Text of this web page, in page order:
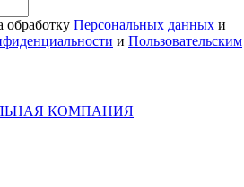
обработку Персональных данных и
и Пользовательским
КОМПАНИЯ